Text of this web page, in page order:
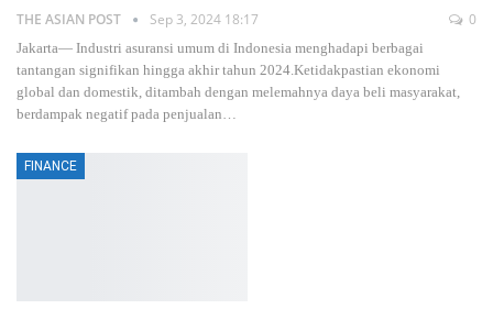
THE ASIAN POST Sep 3, 2024 18:17 0
Jakarta— Industri asuransi umum di Indonesia menghadapi berbagai
tantangan signifikan hingga akhir tahun 2024.Ketidakpastian ekonomi
global dan domestik, ditambah dengan melemahnya daya beli masyarakat,
berdampak negatif pada penjualan…
FINANCE